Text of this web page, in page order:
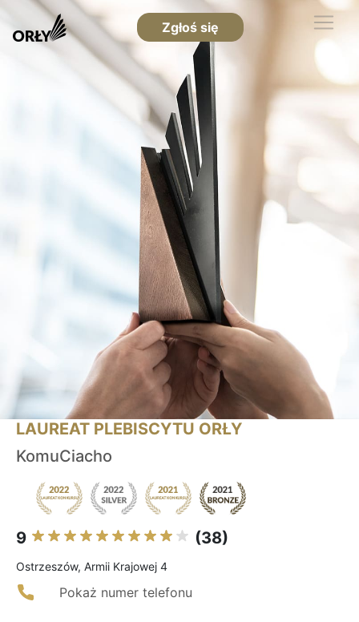
Zgłoś się
LAUREAT PLEBISCYTU ORŁY
KomuCiacho
9 (38)
Ostrzeszów, Armii Krajowej 4
Pokaż numer telefonu